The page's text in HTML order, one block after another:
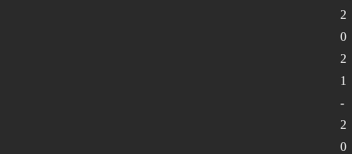
2
0
2
1
-
2
0